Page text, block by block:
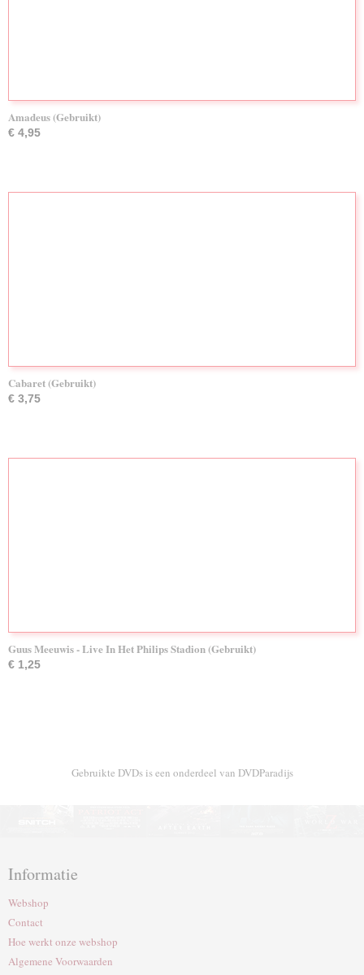
Amadeus (Gebruikt)
€ 4,95
Cabaret (Gebruikt)
€ 3,75
Guus Meeuwis - Live In Het Philips Stadion (Gebruikt)
€ 1,25
Gebruikte DVDs is een onderdeel van DVDParadijs
Informatie
Webshop
Contact
Hoe werkt onze webshop
Algemene Voorwaarden